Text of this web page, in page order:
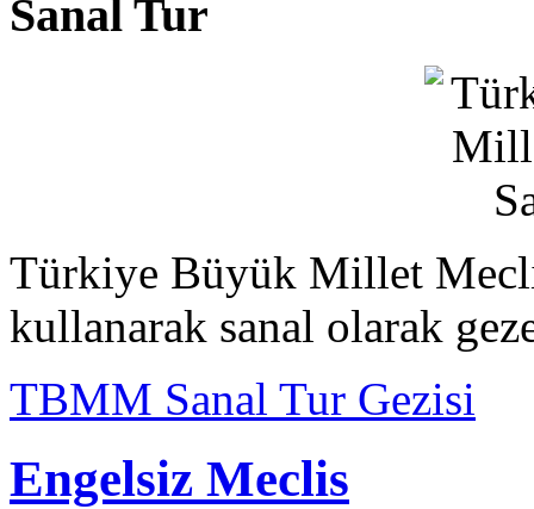
Sanal Tur
Türkiye Büyük Millet
kullanarak sanal olarak
TBMM Sanal Tur Gezisi
Engelsiz Meclis